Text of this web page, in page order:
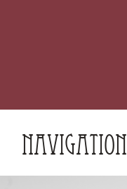
Navigation